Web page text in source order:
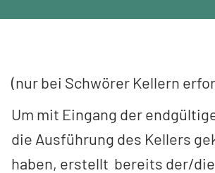
(nur bei Schwörer Kellern
Um mit Eingang der
die Ausführung des Kellers
haben, erstellt bereits der/die